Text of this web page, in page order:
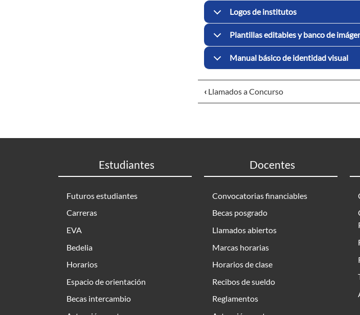
Logos de institutos
Plantillas editables y banco de
Manual básico de identidad visual
‹ Llamados a Concurso
Estudiantes
Futuros estudiantes
Carreras
EVA
Bedelia
Horarios
Espacio de orientación
Becas intercambio
Docentes
Convocatorias financiables
Becas posgrado
Llamados abiertos
Marcas horarias
Horarios de clase
Recibos de sueldo
Reglamentos